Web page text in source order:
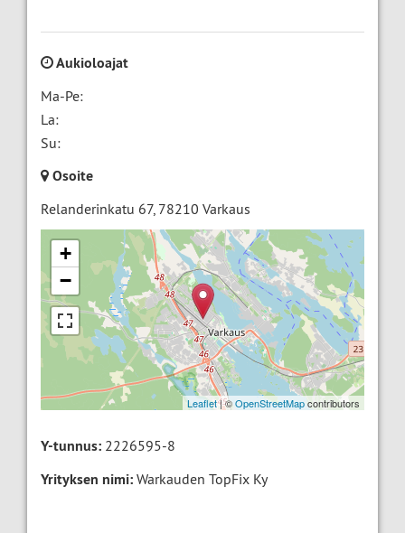
Aukioloajat
Ma-Pe:
La:
Su:
Osoite
Relanderinkatu 67, 78210 Varkaus
+
−
Leaflet| ©OpenStreetMapcontributors
Y-tunnus: 2226595-8
Yrityksen nimi: Warkauden TopFix Ky